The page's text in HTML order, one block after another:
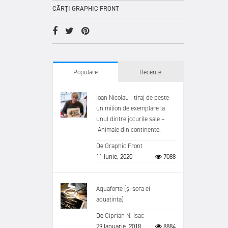
CĂRȚI GRAPHIC FRONT
Populare Recente
Ioan Nicolau - tiraj de peste
un milion de exemplare la
unul dintre jocurile sale –
Animale din continente.
DeGraphic Front
11 Iunie, 2020
7088
Aquaforte (și sora ei
aquatinta)
DeCiprian N. Isac
29 Ianuarie, 2018
8884